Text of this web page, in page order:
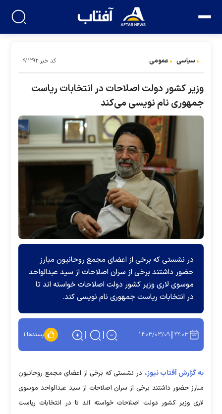
سیاسی عمومی کد خبر:۹۱۱۲۹۲
وزیر کشور دولت اصلاحات در انتخابات ریاست
جمهوری نام نویسی می‌کند
در نشستی که برخی از اعضای مجمع روحانیون مبارز
حضور داشتند برخی از سران اصلاحات از سید عبدالواحد
موسوی لاری وزیر کشور دولت اصلاحات خواسته اند تا
در انتخابات ریاست جمهوری نام نویسی کند.
۲۲:۰۳ ۱۴۰۳/۰۳/۰۹ پسندها:۱
به گزارش آفتاب نیوز، در نشستی که برخی از اعضای مجمع روحانیون
مبارز حضور داشتند برخی از سران اصلاحات از سید عبدالواحد موسوی
لاری وزیر کشور دولت اصلاحات خواسته اند تا در انتخابات ریاست